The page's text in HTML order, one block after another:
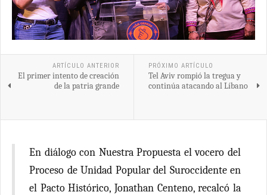
ARTÍCULO ANTERIOR
El primer intento de creación
de la patria grande
PRÓXIMO ARTÍCULO
Tel Aviv rompió la tregua y
continúa atacando al Líbano
En diálogo con Nuestra Propuesta el vocero del
Proceso de Unidad Popular del Suroccidente en
el Pacto Histórico, Jonathan Centeno, recalcó la